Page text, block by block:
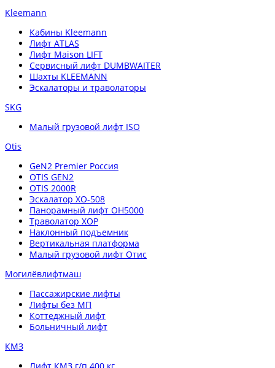
Kleemann
Кабины Kleemann
Лифт ATLAS
Лифт Maison LIFT
Сервисный лифт DUMBWAITER
Шахты KLEEMANN
Эскалаторы и траволаторы
SKG
Малый грузовой лифт ISO
Otis
GeN2 Premier Россия
OTIS GEN2
OTIS 2000R
Эскалатор XO-508
Панорамный лифт OH5000
Траволатор XOP
Наклонный подъемник
Вертикальная платформа
Малый грузовой лифт Отис
Могилёвлифтмаш
Пассажирские лифты
Лифты без МП
Коттеджный лифт
Больничный лифт
КМЗ